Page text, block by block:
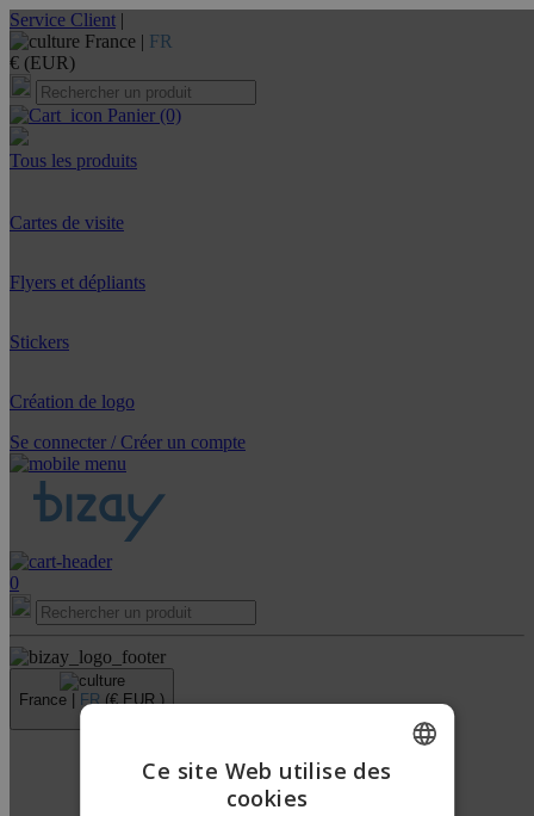
Service Client |
France | FR
€ (EUR)
Panier (0)
Tous les produits
Cartes de visite
Flyers et dépliants
Stickers
Création de logo
Se connecter / Créer un compte
0
France | FR (€ EUR )
Dispositif de Signalement
Ce site Web utilise des
cookies